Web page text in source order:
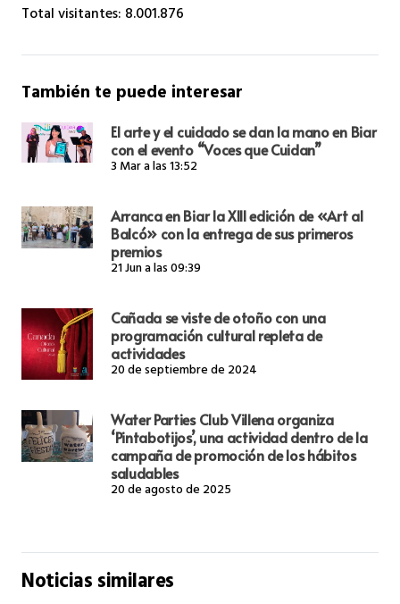
Total visitantes: 8.001.876
También te puede interesar
El arte y el cuidado se dan la mano en Biar
con el evento “Voces que Cuidan”
3 Mar a las 13:52
Arranca en Biar la XIII edición de «Art al
Balcó» con la entrega de sus primeros
premios
21 Jun a las 09:39
Cañada se viste de otoño con una
programación cultural repleta de
actividades
20 de septiembre de 2024
Water Parties Club Villena organiza
‘Pintabotijos’, una actividad dentro de la
campaña de promoción de los hábitos
saludables
20 de agosto de 2025
Noticias similares